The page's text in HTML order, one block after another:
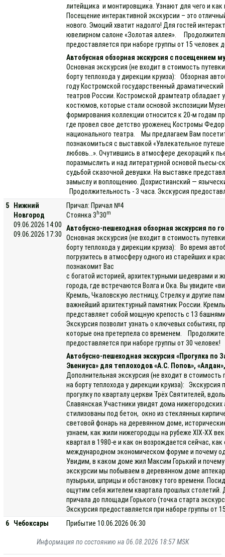
литейщика и монтировщика. Узнают для чего и
Посещение интерактивной экскурсии – это
нового. Эмоций хватит надолго! Для гостей
ювелирном салоне «Золотая аллея».
предоставляется при наборе группы от 15 человек
Автобусная обзорная экскурсия с посещением
Основная экскурсия (не входит в стоимость
борту теплохода у дирекции круиза): Обзорная
году Костромской государственный
театров России. Костромской драмтеатр обладает
костюмов, которые стали основой экспозиции
формирования коллекции относится к 20-м годам
где провел свое детство уроженец Костромы Федор
национального театра. Мы предлагаем Вам
познакомиться с выставкой «Увлекательное
любовь…». Очутившись в атмосфере декораций к
поразмыслить и над литературной основой пьесы-
судьбой сказочной девушки. На выставке
замыслу и воплощению. Дохристианский —
Продолжительность - 3 часа. Экскурсия
5
Нижний
Новгород
09.06.2026 14:00
09.06.2026 17:30
Причал: Причал №4
Стоянка 3 h30m
Автобусно-пешеходная обзорная экскурсия по
Основная экскурсия (не входит в стоимость
борту теплохода у дирекции круиза): Во время
погрузитесь в атмосферу одного из старейших и
познакомит Вас
с богатой историей, архитектурными шедеврами
города, где встречаются Волга и Ока. Вы увидите
Кремль, Чкаловскую лестницу, Стрелку и другие
важнейший архитектурный памятник России.
представляет собой мощную крепость с 13
Экскурсия позволит узнать о ключевых событиях,
которые она претерпела со временем.
предоставляется при наборе группы от 30 человек!
Автобусно-пешеходная экскурсия «Прогулка
Эвениуса» для теплоходов «А.С. Попов»,
Дополнительная экскурсия (не входит в
на борту теплохода у дирекции круиза):
прогулку по кварталу церкви Трёх Святителей,
Славянская.Участники увидят дома
стилизованы под бетон, окно из стеклянных
световой фонарь на деревянном доме,
узнаем, как жили нижегородцы на рубеже XIX-XX
квартал в 1980-е и как он возрождается сейчас,
международном экономическом форуме и почему
Увидим, в каком доме жил Максим Горький и
экскурсии мы побываем в деревянном доме
пузырьки, шприцы и обстановку того времени.
ощутим себя жителем квартала прошлых столетий.
причала до площади Горького (точка старта
Экскурсия предоставляется при наборе группы от
6
Чебоксары Прибытие 10.06.2026 06:30
Информация по состоянию на 06.08.2026 18:57 MSK